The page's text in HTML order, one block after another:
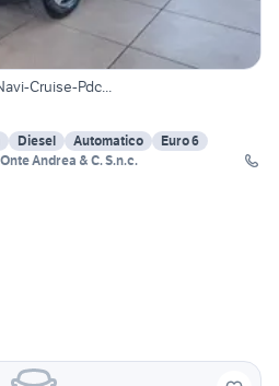
Cruise-Pdc...
Diesel Automatico
Euro 6
Andrea & C. S.n.c.